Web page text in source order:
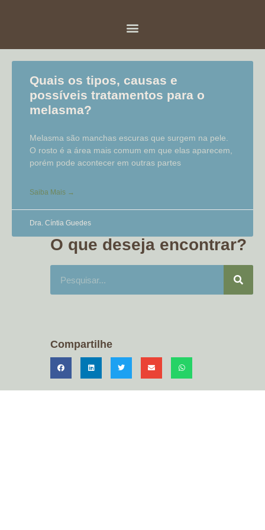
Quais os tipos, causas e
possíveis tratamentos para o
melasma?
Melasma são manchas escuras que surgem na pele.
O rosto é a área mais comum em que elas aparecem,
porém pode acontecer em outras partes
Saiba Mais →
Dra. Cíntia Guedes
O que deseja encontrar?
Compartilhe